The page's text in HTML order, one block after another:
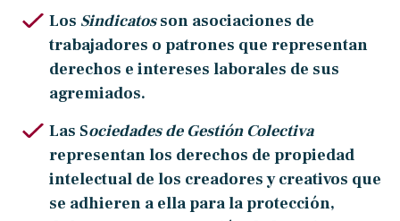
Los Sindicatosson asociaciones de
trabajadores o patrones que representan
derechos e intereses laborales de sus
agremiados.
Las Sociedades de Gestión Colectiva
representan los derechos de propiedad
intelectual de los creadores y creativos que
se adhieren a ella para la protección,